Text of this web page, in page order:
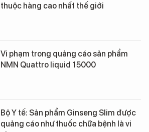
thuộc hàng cao nhất thế giới
Vi phạm trong quảng cáo sản phẩm
NMN Quattro liquid 15000
Bộ Y tế: Sản phẩm Ginseng Slim được
quảng cáo như thuốc chữa bệnh là vi